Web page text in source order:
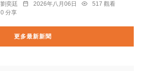
劉奕廷 2026年八月06日
517 觀看
0 分享
更多最新新聞